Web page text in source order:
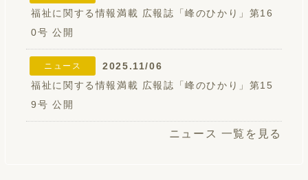
福祉に関する情報満載 広報誌「峰のひかり」第16
0号 公開
ニュース
2025.11/06
福祉に関する情報満載 広報誌「峰のひかり」第15
9号 公開
ニュース 一覧を見る